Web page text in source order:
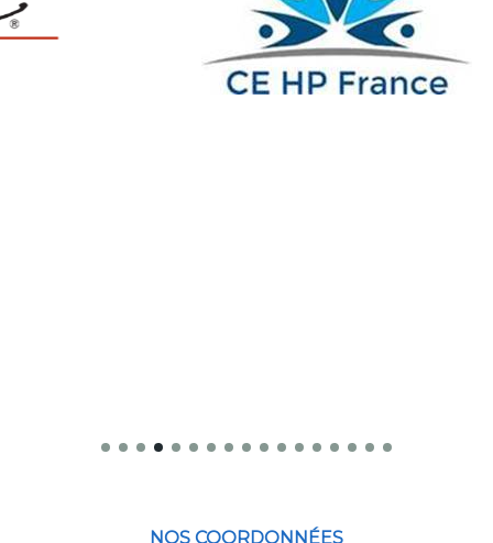
NOS COORDONNÉES